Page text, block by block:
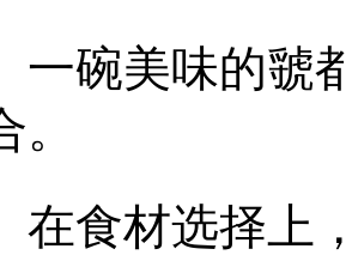
美味的虢都
材选择上，